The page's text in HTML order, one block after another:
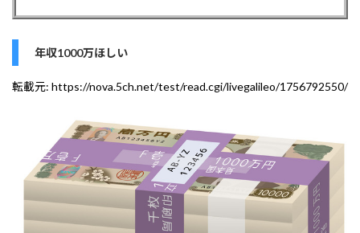
年収1000万ほしい
転載元: https://nova.5ch.net/test/read.cgi/livegalileo/1756792550/